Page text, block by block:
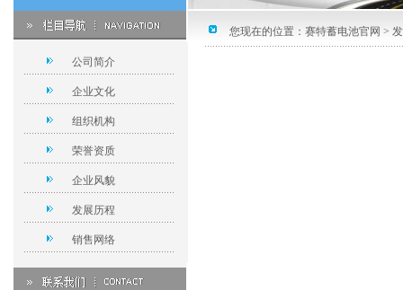
您现在的位置： 赛特蓄电池官网 >
公司简介
企业文化
组织机构
荣誉资质
企业风貌
发展历程
销售网络